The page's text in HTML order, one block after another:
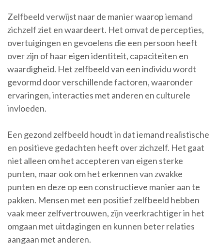
Zelfbeeld verwijst naar de manier waarop iemand
zichzelf ziet en waardeert. Het omvat de percepties,
overtuigingen en gevoelens die een persoon heeft
over zijn of haar eigen identiteit, capaciteiten en
waardigheid. Het zelfbeeld van een individu wordt
gevormd door verschillende factoren, waaronder
ervaringen, interacties met anderen en culturele
invloeden.
Een gezond zelfbeeld houdt in dat iemand realistische
en positieve gedachten heeft over zichzelf. Het gaat
niet alleen om het accepteren van eigen sterke
punten, maar ook om het erkennen van zwakke
punten en deze op een constructieve manier aan te
pakken. Mensen met een positief zelfbeeld hebben
vaak meer zelfvertrouwen, zijn veerkrachtiger in het
omgaan met uitdagingen en kunnen beter relaties
aangaan met anderen.